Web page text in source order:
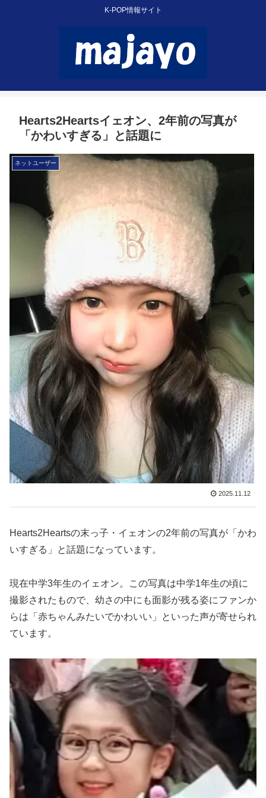
K-POP情報サイト
Hearts2Heartsイェオン、2年前の写真が
「かわいすぎる」と話題に
ネットユーザー
2025.11.12
Hearts2Heartsの末っ子・イェオンの2年前の写真が「かわ
いすぎる」と話題になっています。
現在中学3年生のイェオン。この写真は中学1年生の頃に
撮影されたもので、幼さの中にも面影が残る姿にファンか
らは「赤ちゃんみたいでかわいい」といった声が寄せられ
ています。